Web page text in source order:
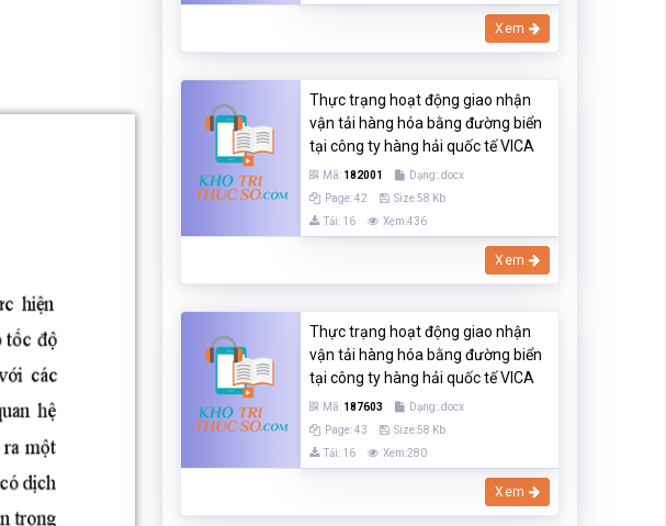
Xem
Thực trạng hoạt động giao nhận
vận tải hàng hóa bằng đường biển
tại công ty hàng hải quốc tế VICA
Mã: 182001
Dạng:.docx
Page: 42
Size:58 Kb
Tải: 16
Xem:436
Xem
Thực trạng hoạt động giao nhận
vận tải hàng hóa bằng đường biển
tại công ty hàng hải quốc tế VICA
Mã: 187603
Dạng:.docx
Page: 43
Size:58 Kb
Tải: 16
Xem:280
Xem